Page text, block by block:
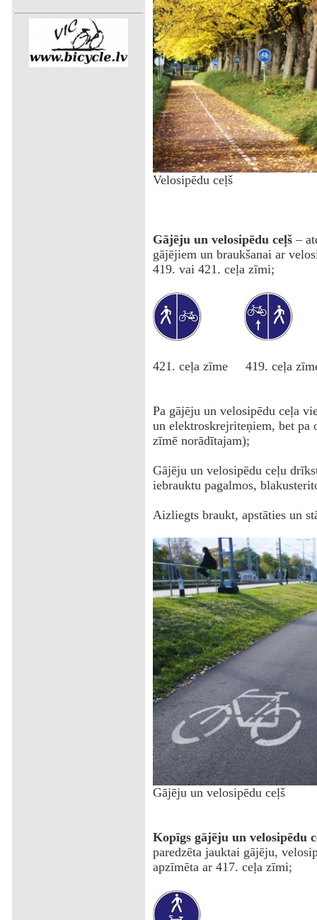
Velosipēdu ceļš
Gājēju un velosipēdu ceļš–
gājējiem un braukšanai ar
419. vai 421. ceļa zīmi;
‌421. ceļa zīme 419. ceļa
Pa gājēju un velosipēdu ceļa
un elektroskrejriteņiem, bet pa
zīmē norādītajam);
Gājēju un velosipēdu ceļu
iebrauktu pagalmos,
Aizliegts braukt, apstāties un
‌Gājēju un velosipēdu ceļš
Kopīgs gājēju un velosipēdu
paredzēta jauktai gājēju,
apzīmēta ar 417. ceļa zīmi;